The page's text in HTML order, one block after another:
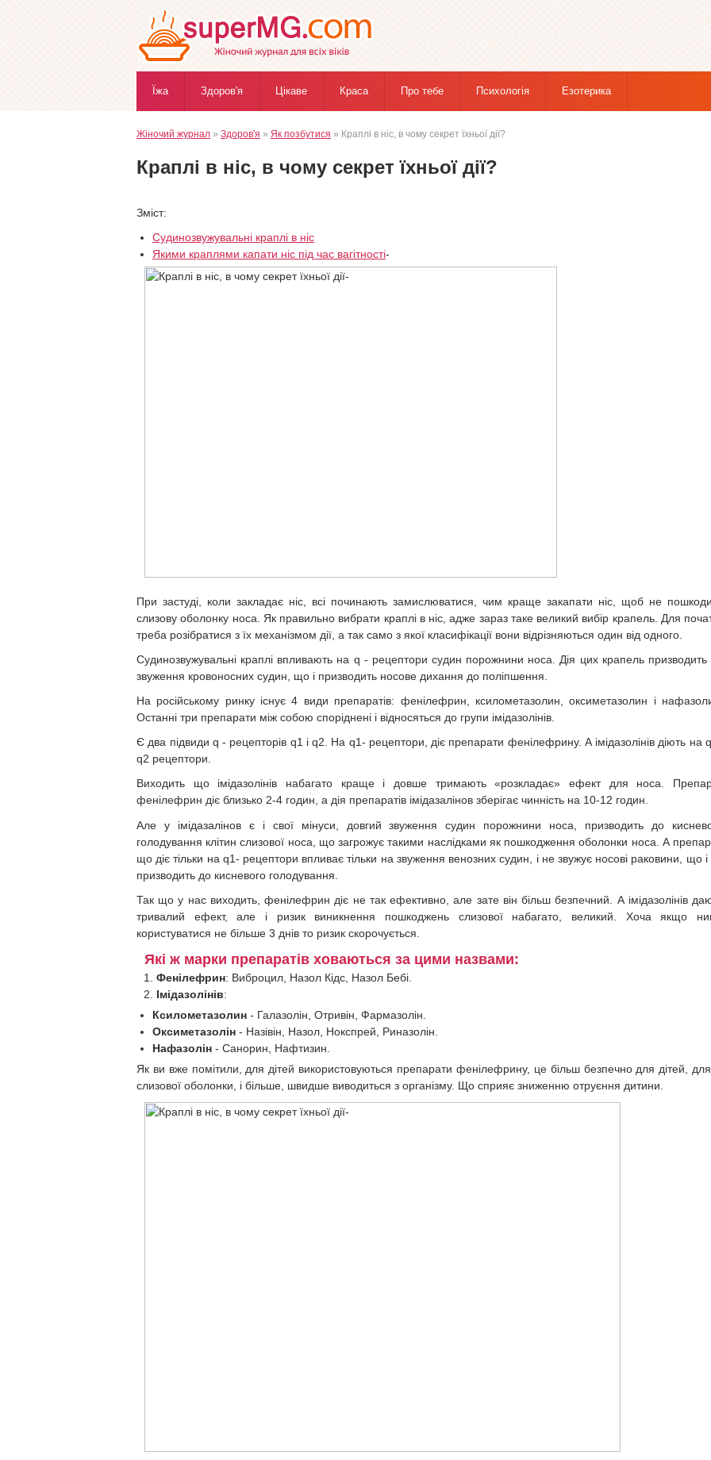
Їжа Здоров'я Цікаве Краса Про тебе Психологія Езотерика
Жіночий журнал » Здоров'я » Як позбутися » Краплі в ніс, в чому секрет їхньої дії?
Краплі в ніс, в чому секрет їхньої дії?
Зміст:
Судинозвужувальні краплі в ніс
Якими краплями капати ніс під час вагітності-
При застуді, коли закладає ніс, всі починають замислюватися, чим краще закапати ніс, щоб не
слизову оболонку носа. Як правильно вибрати краплі в ніс, адже зараз таке великий вибір крапель. Для
треба розібратися з їх механізмом дії, а так само з якої класифікації вони відрізняються один від одного.
Судинозвужувальні краплі впливають на q - рецептори судин порожнини носа. Дія цих крапель призводить
звуження кровоносних судин, що і призводить носове дихання до поліпшення.
На російському ринку існує 4 види препаратів: фенілефрин, ксилометазолин, оксиметазолин і
Останні три препарати між собою споріднені і відносяться до групи імідазолінів.
Є два підвиди q - рецепторів q1 і q2. На q1- рецептори, діє препарати фенілефрину. А імідазолінів діють на
q2 рецептори.
Виходить що імідазолінів набагато краще і довше тримають «розкладає» ефект для носа.
фенілефрин діє близько 2-4 годин, а дія препаратів імідазалінов зберігає чинність на 10-12 годин.
Але у імідазалінов є і свої мінуси, довгий звуження судин порожнини носа, призводить до
голодування клітин слизової носа, що загрожує такими наслідками як пошкодження оболонки носа. А
що діє тільки на q1- рецептори впливає тільки на звуження венозних судин, і не звужує носові раковини, що
призводить до кисневого голодування.
Так що у нас виходить, фенілефрин діє не так ефективно, але зате він більш безпечний. А імідазолінів
тривалий ефект, але і ризик виникнення пошкоджень слизової набагато, великий. Хоча якщо
користуватися не більше 3 днів то ризик скорочується.
Які ж марки препаратів ховаються за цими назвами:
Фенілефрин: Виброцил, Назол Кідс, Назол Бебі.
Імідазолінів:
Ксилометазолин - Галазолін, Отривін, Фармазолін.
Оксиметазолін - Назівін, Назол, Нокспрей, Риназолін.
Нафазолін - Санорин, Нафтизин.
Як ви вже помітили, для дітей використовуються препарати фенілефрину, це більш безпечно для дітей, для
слизової оболонки, і більше, швидше виводиться з організму. Що сприяє зниженню отруєння дитини.